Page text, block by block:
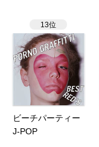
13位
ビーチパーティー
J-POP